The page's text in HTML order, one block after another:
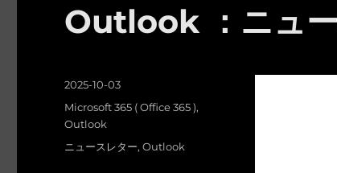
Outlook ：ニュ
投
日:
2025-10-03
カ
テ
Microsoft 365 ( Office 365 ),
Outlook
タ
ニュースレター,Outlook